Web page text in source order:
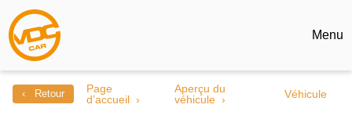
Menu
‹ Retour
Page
d’accueil
Aperçu du
véhicule
Véhicule